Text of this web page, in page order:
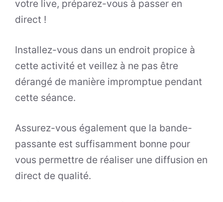
votre live, préparez-vous à passer en
direct !
Installez-vous dans un endroit propice à
cette activité et veillez à ne pas être
dérangé de manière impromptue pendant
cette séance.
Assurez-vous également que la bande-
passante est suffisamment bonne pour
vous permettre de réaliser une diffusion en
direct de qualité.